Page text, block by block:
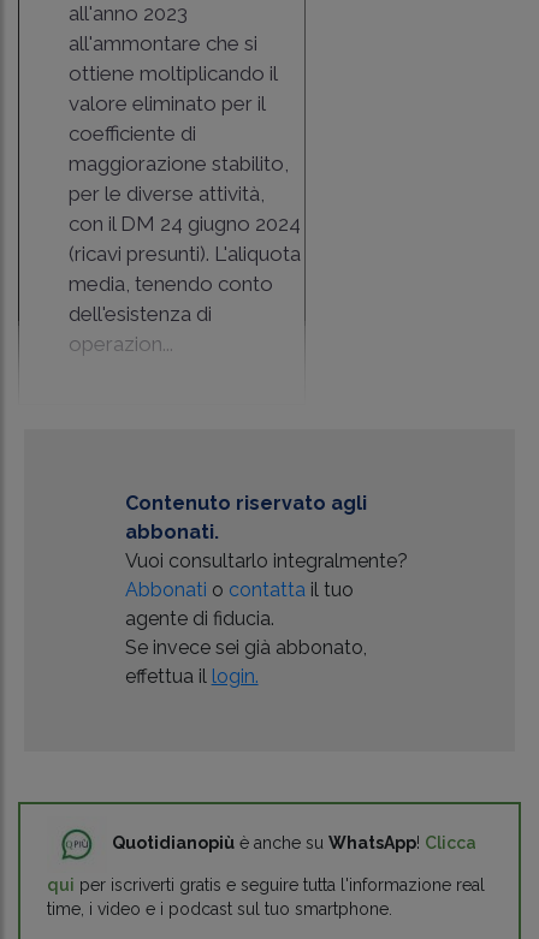
all'anno 2023
all'ammontare che si
ottiene moltiplicando il
valore eliminato per il
coefficiente di
maggiorazione stabilito,
per le diverse attività,
con il DM 24 giugno 2024
(ricavi presunti). L'aliquota
media, tenendo conto
dell'esistenza di
operazion...
Contenuto riservato agli
abbonati.
Vuoi consultarlo integralmente?
Abbonati o contattail tuo
agente di fiducia.
Se invece sei già abbonato,
effettua il login.
Quotidianopiù è anche su WhatsApp! Clicca
qui per iscriverti gratis e seguire tutta l'informazione real
time, i video e i podcast sul tuo smartphone.